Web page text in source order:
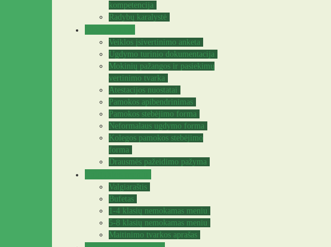
kompetencija
Radybų karalystė
Veiklos įsivertinimo anketa
Ugdymo turinio dokumentacija
Mokinių pažangos ir pasiekimų
vertinimo tvarka
Atestacijos nuostatai
Pamokos apibendrinimas
Pamokos stebėjimo forma
Neformalaus ugdymo forma
Kolegos pamokos stebėjimo
forma
Drausmės pažeidimo pažyma
Valgiaraštis
Bufetas
1-4 klasių nemokamas meniu
5-8 klasių nemokamas meniu
Maitinimo tvarkos aprašas